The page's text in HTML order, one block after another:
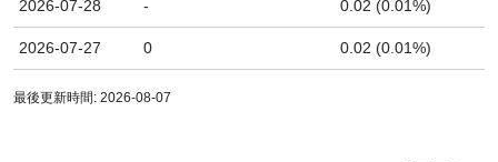
2026-07-28 - 0.02 (0.01%)
2026-07-27 0 0.02 (0.01%)
最後更新時間: 2026-08-07